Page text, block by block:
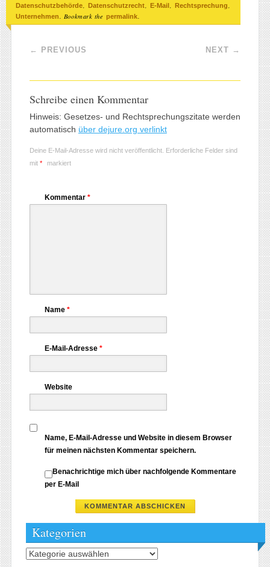
Datenschutzbehörde, Datenschutzrecht, E-Mail , Rechtsprechung,
Unternehmen. Bookmark the permalink.
Post navigation
← PREVIOUS NEXT →
Schreibe einen Kommentar
Hinweis: Gesetzes- und Rechtsprechungszitate werden
automatisch über dejure.org verlinkt
Deine E-Mail-Adresse wird nicht veröffentlicht. Erforderliche Felder sind
mit * markiert
Kommentar *
Name *
E-Mail-Adresse *
Website
Name, E-Mail-Adresse und Website in diesem Browser
für meinen nächsten Kommentar speichern.
Benachrichtige mich über nachfolgende Kommentare
per E-Mail
Kategorien
Kategorien